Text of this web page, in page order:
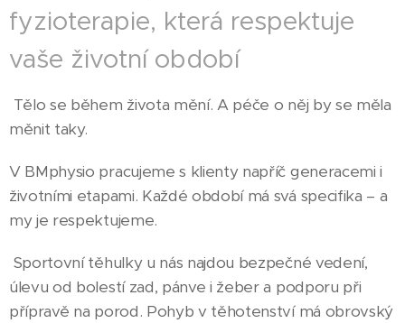
fyzioterapie, která respektuje
vaše životní období
Tělo se během života mění. A péče o něj by se měla
měnit taky.
V BMphysio pracujeme s klienty napříč generacemi i
životními etapami. Každé období má svá specifika – a
my je respektujeme.
Sportovní těhulky u nás najdou bezpečné vedení,
úlevu od bolestí zad, pánve i žeber a podporu při
přípravě na porod. Pohyb v těhotenství má obrovský